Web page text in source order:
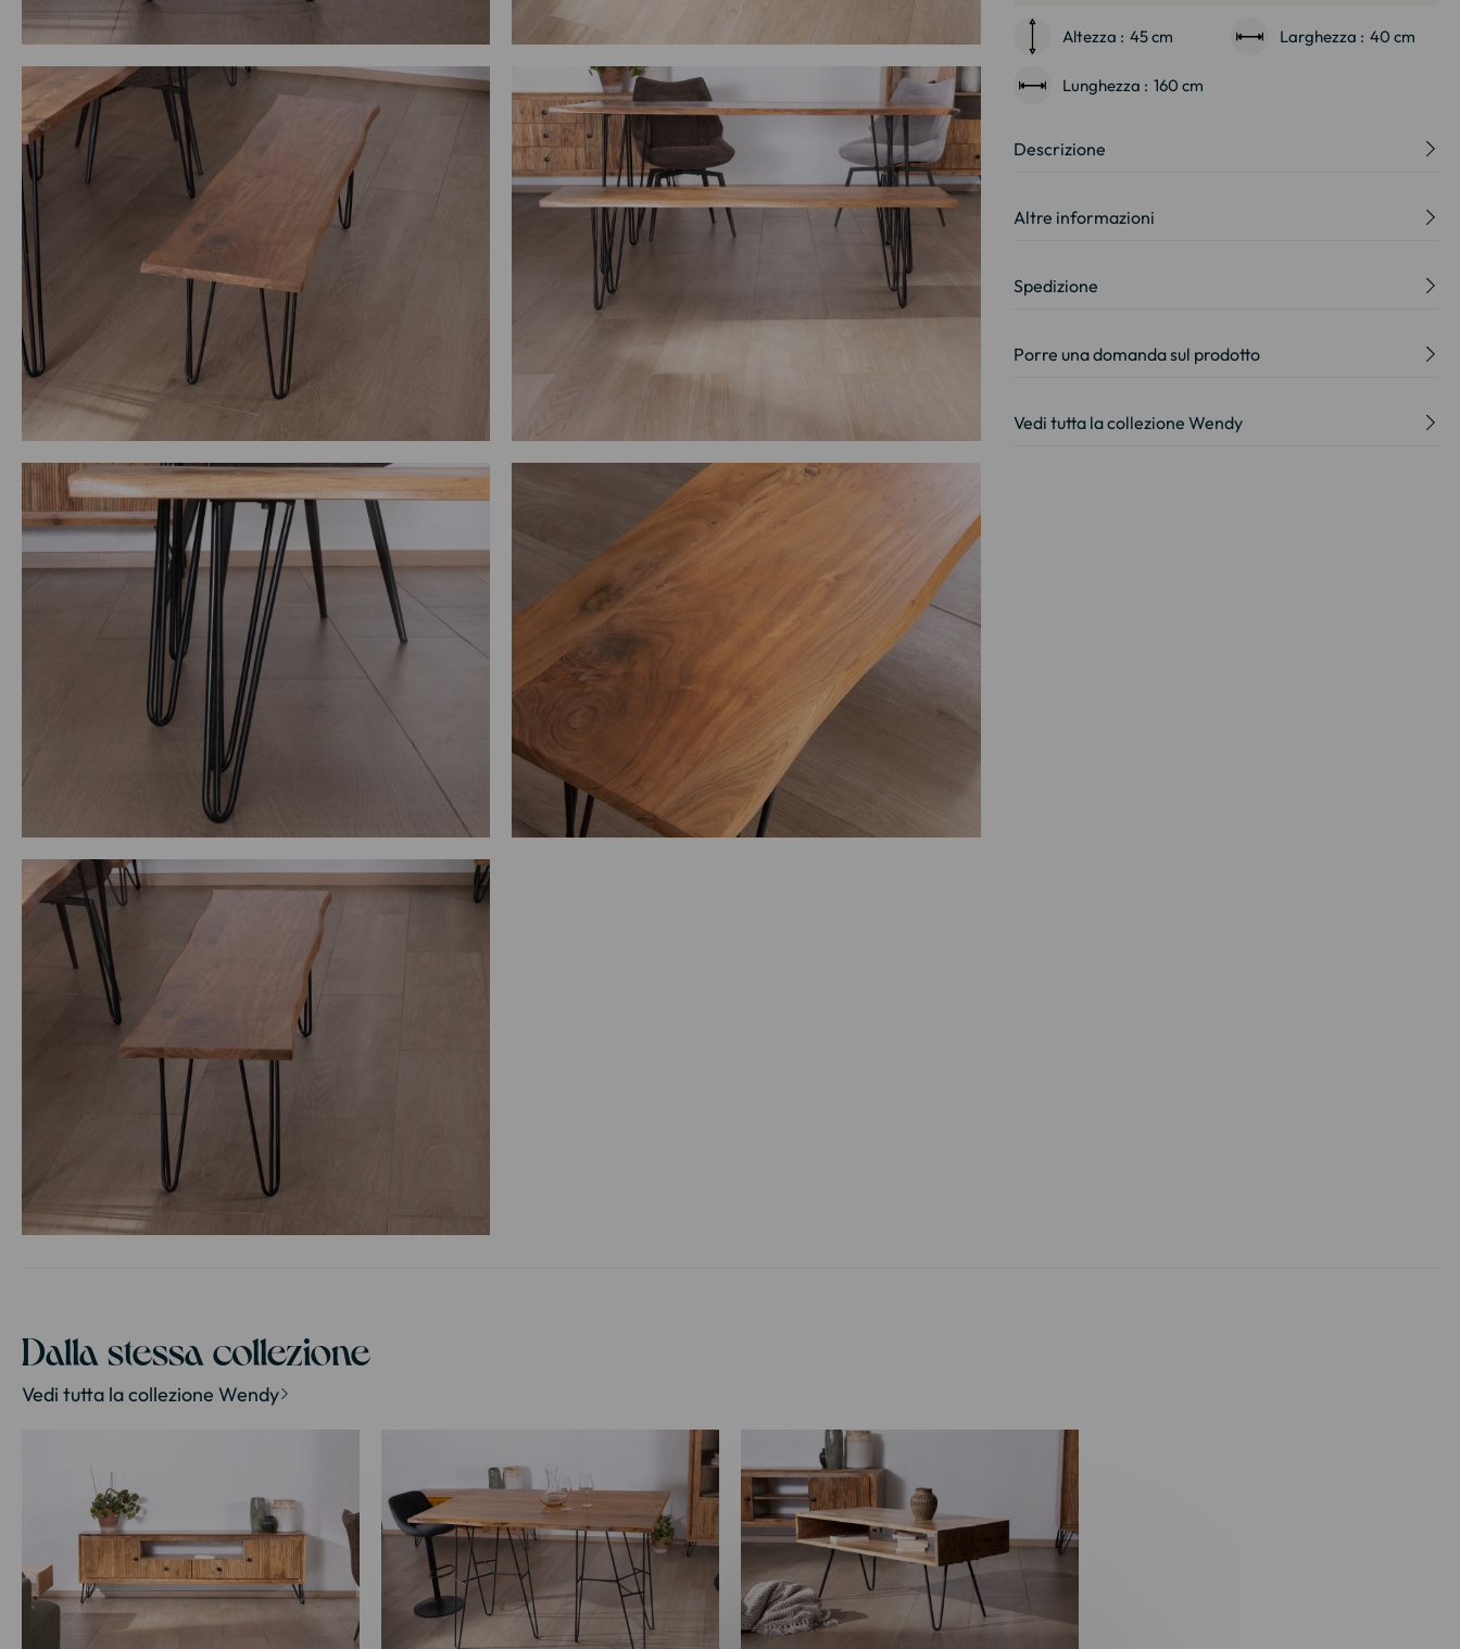
di
immagini
Altezza : 45 cm Larghezza : 40 cm
Lunghezza : 160 cm
Descrizione
Altre informazioni
Spedizione
Porre una domanda sul prodotto
Vedi tutta la collezione Wendy
Dalla stessa collezione
Vedi tutta la collezione Wendy